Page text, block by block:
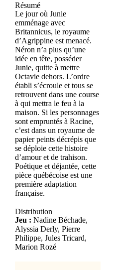
Résumé
Le jour où Junie
emménage avec
Britannicus, le royaume
d’Agrippine est menacé.
Néron n’a plus qu’une
idée en tête, posséder
Junie, quitte à mettre
Octavie dehors. L’ordre
établi s’écroule et tous se
retrouvent dans une course
à qui mettra le feu à la
maison. Si les personnages
sont empruntés à Racine,
c’est dans un royaume de
papier peints décrépis que
se déploie cette histoire
d’amour et de trahison.
Poétique et déjantée, cette
pièce québécoise est une
première adaptation
française.
Distribution
Jeu : Nadine Béchade,
Alyssia Derly, Pierre
Philippe, Jules Tricard,
Marion Rozé